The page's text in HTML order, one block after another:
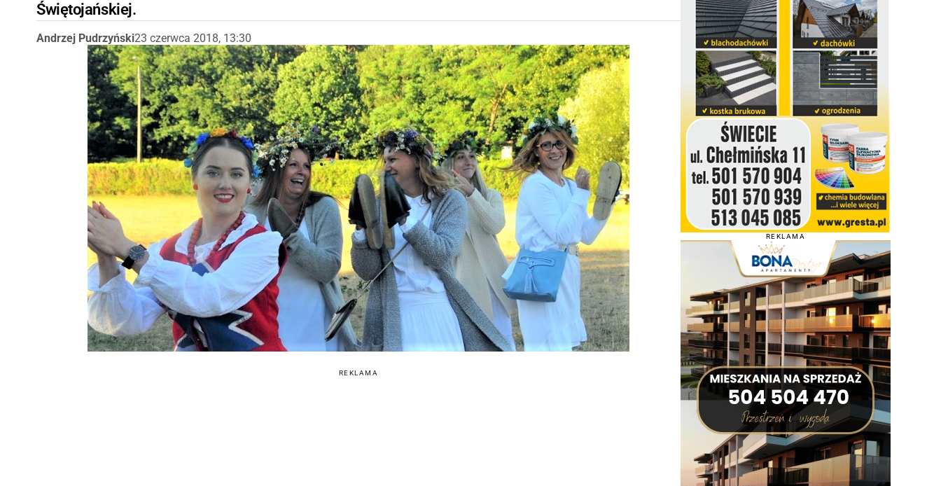
Świętojańskiej.
Andrzej Pudrzyński23 czerwca 2018, 13:30
REKLAMA
REKLAMA